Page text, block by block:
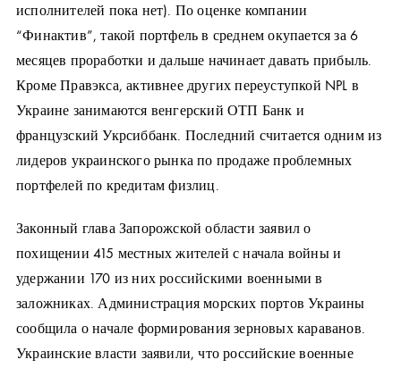
исполнителей пока нет). По оценке компании
“Финактив”, такой портфель в среднем окупается за 6
месяцев проработки и дальше начинает давать прибыль.
Кроме Правэкса, активнее других переуступкой NPL в
Украине занимаются венгерский ОТП Банк и
французский Укрсиббанк. Последний считается одним из
лидеров украинского рынка по продаже проблемных
портфелей по кредитам физлиц.
Законный глава Запорожской области заявил о
похищении 415 местных жителей с начала войны и
удержании 170 из них российскими военными в
заложниках. Администрация морских портов Украины
сообщила о начале формирования зерновых караванов.
Украинские власти заявили, что российские военные